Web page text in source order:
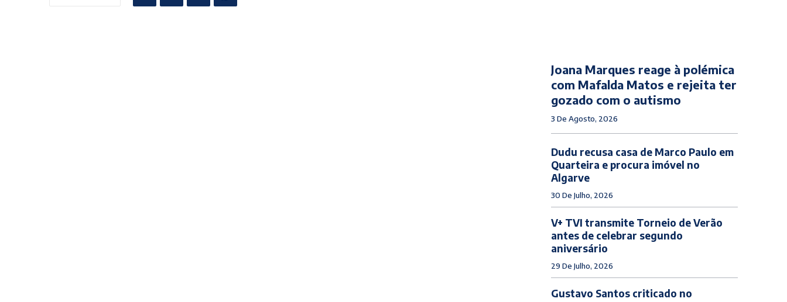
Joana Marques reage à polémica
com Mafalda Matos e rejeita ter
gozado com o autismo
3 De Agosto, 2026
Dudu recusa casa de Marco Paulo em
Quarteira e procura imóvel no
Algarve
30 De Julho, 2026
V+ TVI transmite Torneio de Verão
antes de celebrar segundo
aniversário
29 De Julho, 2026
Gustavo Santos criticado no